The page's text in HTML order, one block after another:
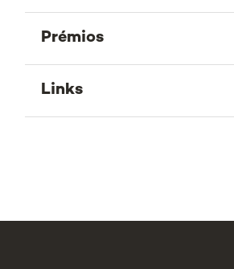
Prémios
Links